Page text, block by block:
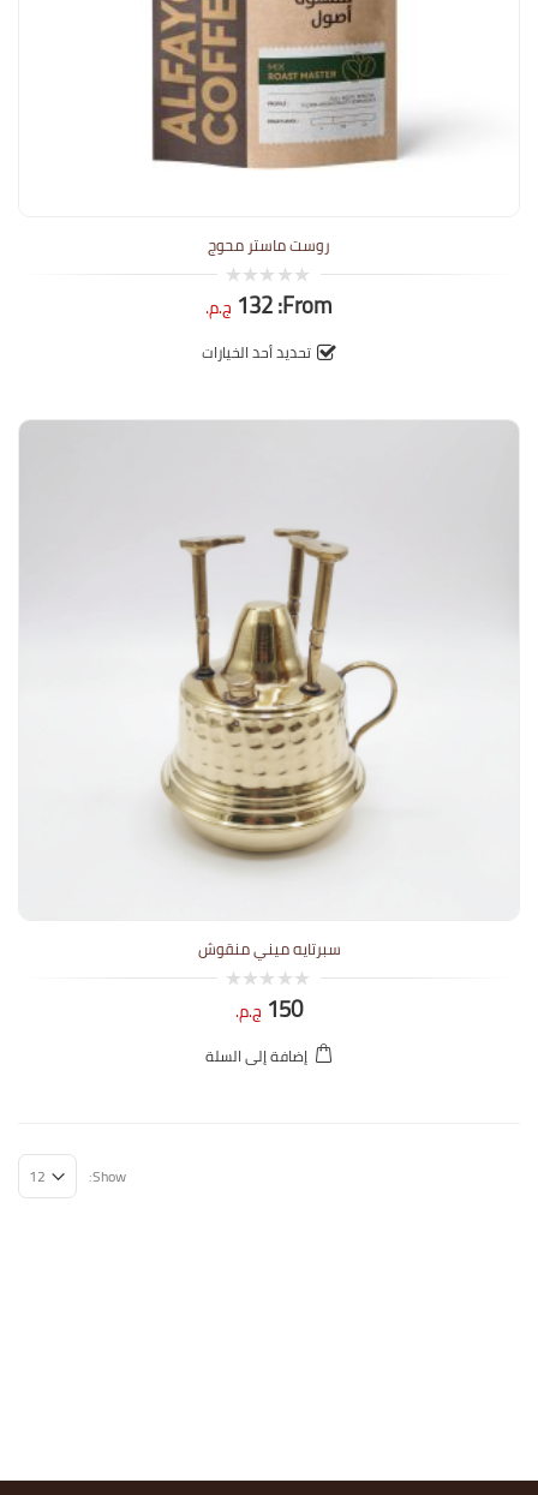
روست ماستر محوج
0
out
5
From:
132 ج.م.
تحديد أحد الخيارات
سبرتايه ميني منقوش
out
5
150 ج.م.
إضافة إلى السلة
Show: